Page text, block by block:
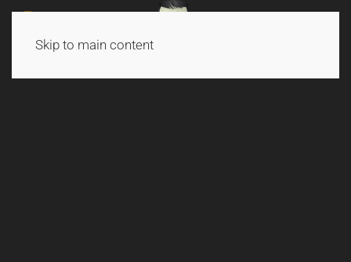
Skip to main content